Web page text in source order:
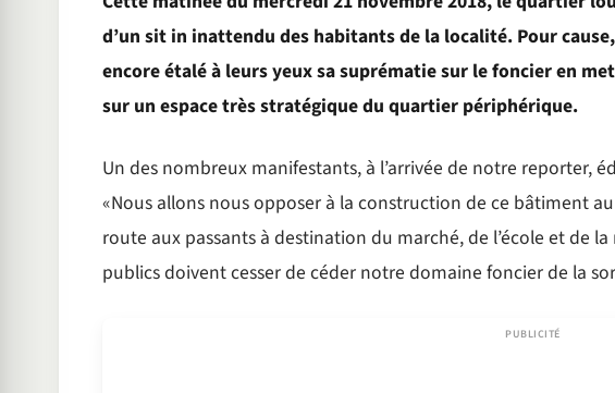
d’un sit in inattendu des habitants de la localité. Pour
encore étalé à leurs yeux sa suprématie sur le foncier en
sur un espace très stratégique du quartier périphérique.
Un des nombreux manifestants, à l’arrivée de notre reporter,
«Nous allons nous opposer à la construction de ce bâtiment
route aux passants à destination du marché, de l’école et de
publics doivent cesser de céder notre domaine foncier de la